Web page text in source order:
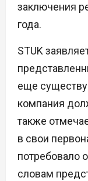
заключения
года.
STUK
еще
компания
также
в свои
потребовало
словам